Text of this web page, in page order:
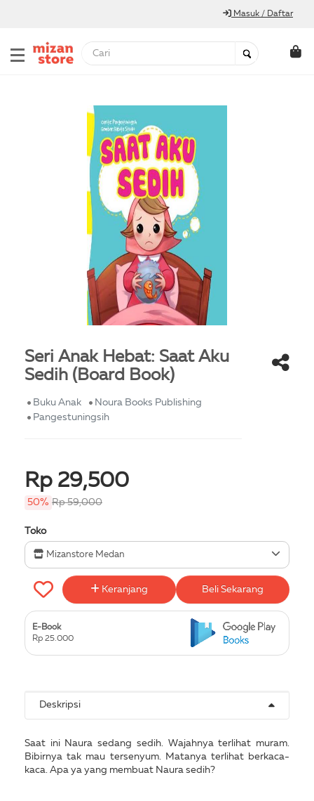
Masuk / Daftar
Seri Anak Hebat: Saat Aku
Sedih (Board Book)
Buku Anak
Noura Books Publishing
Pangestuningsih
Rp 29,500
50% Rp 59,000
Toko
Mizanstore Medan
Keranjang Beli Sekarang
E-Book
Rp 25.000
Deskripsi
Saat ini Naura sedang sedih. Wajahnya terlihat muram.
Bibirnya tak mau tersenyum. Matanya terlihat berkaca-
kaca. Apa ya yang membuat Naura sedih?